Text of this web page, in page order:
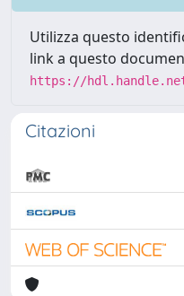
Utilizza questo
link a questo
https://
Citazioni